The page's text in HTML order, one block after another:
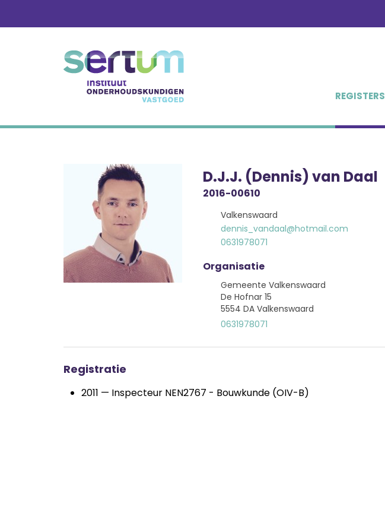
content
REGISTERS
D.J.J. (Dennis) van Daal
2016-00610
Valkenswaard
dennis_vandaal@hotmail.com
0631978071
Organisatie
Gemeente Valkenswaard
De Hofnar 15
5554 DA Valkenswaard
0631978071
Registratie
2011 — Inspecteur NEN2767 - Bouwkunde (OIV-B)